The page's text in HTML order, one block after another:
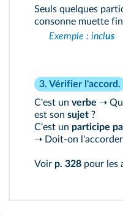
Seuls quelques
consonne muette
Exemple : inclus
3. Vérifier l'accord.
C'est un verbe ➝
est son sujet ?
C'est un participe
➝ Doit-on l'accorder
Voir p. 328 pour les